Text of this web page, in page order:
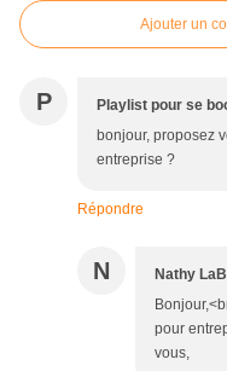
Ajouter un
P Playlist pour se
bonjour, proposez
entreprise ?
Répondre
N Nathy
pour
vous,